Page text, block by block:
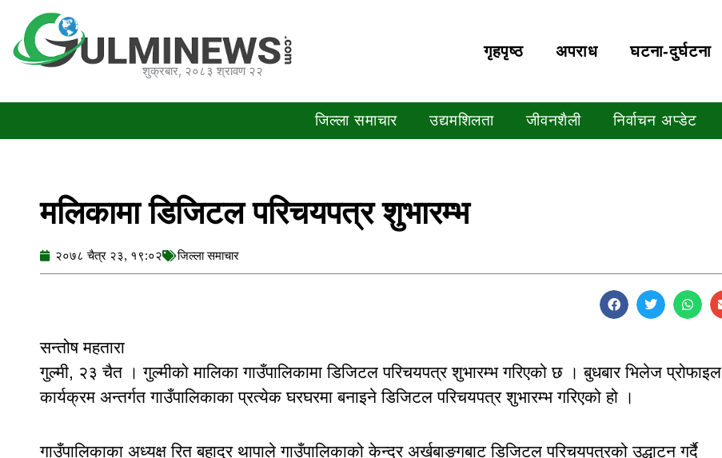
content
शुक्रबार, २०८३ श्रावण २२
गृहपृष्‍ठ अपराध घटना-दुर्घटना
जिल्ला समाचार उद्यमशिलता जीवनशैली निर्वाचन अप्डेट
मलिकामा डिजिटल परिचयपत्र शुभारम्भ
२०७८ चैत्र २३, १९:०२ जिल्ला समाचार
सन्तोष महतारा
गुल्मी, २३ चैत । गुल्मीको मालिका गाउँपालिकामा डिजिटल परिचयपत्र शुभारम्भ गरिएको छ । बुधबार भिलेज प्रोफाइल
कार्यक्रम अन्तर्गत गाउँपालिकाका प्रत्येक घरघरमा बनाइने डिजिटल परिचयपत्र शुभारम्भ गरिएको हो ।
गाउँपालिकाका अध्यक्ष रित बहादुर थापाले गाउँपालिकाको केन्द्र अर्खबाङ्गबाट डिजिटल परिचयपत्रको उद्धाटन गर्दै